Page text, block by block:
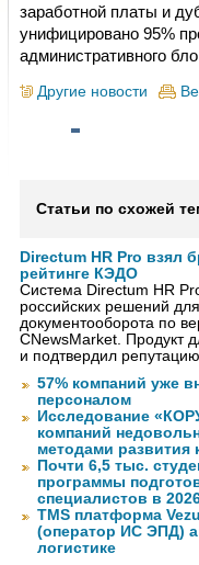
заработной платы и
унифицировано 95%
административного
Другие новости
Статьи по схожей
Directum HR Pro взял
рейтинге КЭДО
Система Directum HR
российских решений
документооборота по
CNewsMarket. Продукт
и подтвердил
57% компаний уже
персоналом
Исследование
компаний
методами развития
Почти 6,5 тыс.
программы
специалистов в
TMS платформа
(оператор ИС ЭПД)
логистике